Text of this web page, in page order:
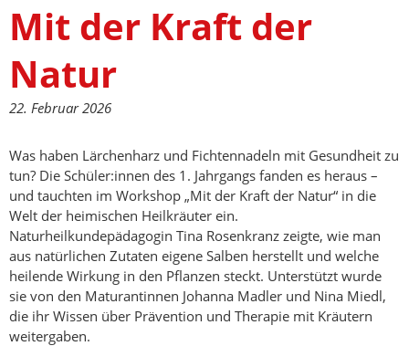
Mit der Kraft der
Natur
22. Februar 2026
Was haben Lärchenharz und Fichtennadeln mit Gesundheit zu
tun? Die Schüler:innen des 1. Jahrgangs fanden es heraus –
und tauchten im Workshop „Mit der Kraft der Natur“ in die
Welt der heimischen Heilkräuter ein.
Naturheilkundepädagogin Tina Rosenkranz zeigte, wie man
aus natürlichen Zutaten eigene Salben herstellt und welche
heilende Wirkung in den Pflanzen steckt. Unterstützt wurde
sie von den Maturantinnen Johanna Madler und Nina Miedl,
die ihr Wissen über Prävention und Therapie mit Kräutern
weitergaben.